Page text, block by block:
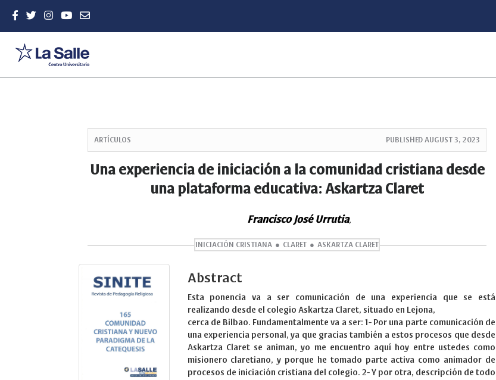
ARTÍCULOS PUBLISHED AUGUST 3, 2023
Una experiencia de iniciación a la comunidad cristiana desde
una plataforma educativa: Askartza Claret
Francisco José Urrutia,
INICIACIÓN CRISTIANA CLARET ASKARTZA CLARET
Abstract
Esta ponencia va a ser comunicación de una experiencia que se está
realizando desde el colegio Askartza Claret, situado en Lejona,
cerca de Bilbao. Fundamentalmente va a ser: 1- Por una parte comunicación de
una experiencia personal, ya que gracias también a estos procesos que desde
Askartza Claret se animan, yo me encuentro aquí hoy entre ustedes como
misionero claretiano, y porque he tomado parte activa como animador de
procesos de iniciación cristiana del colegio. 2- Y por otra, descripción de todo